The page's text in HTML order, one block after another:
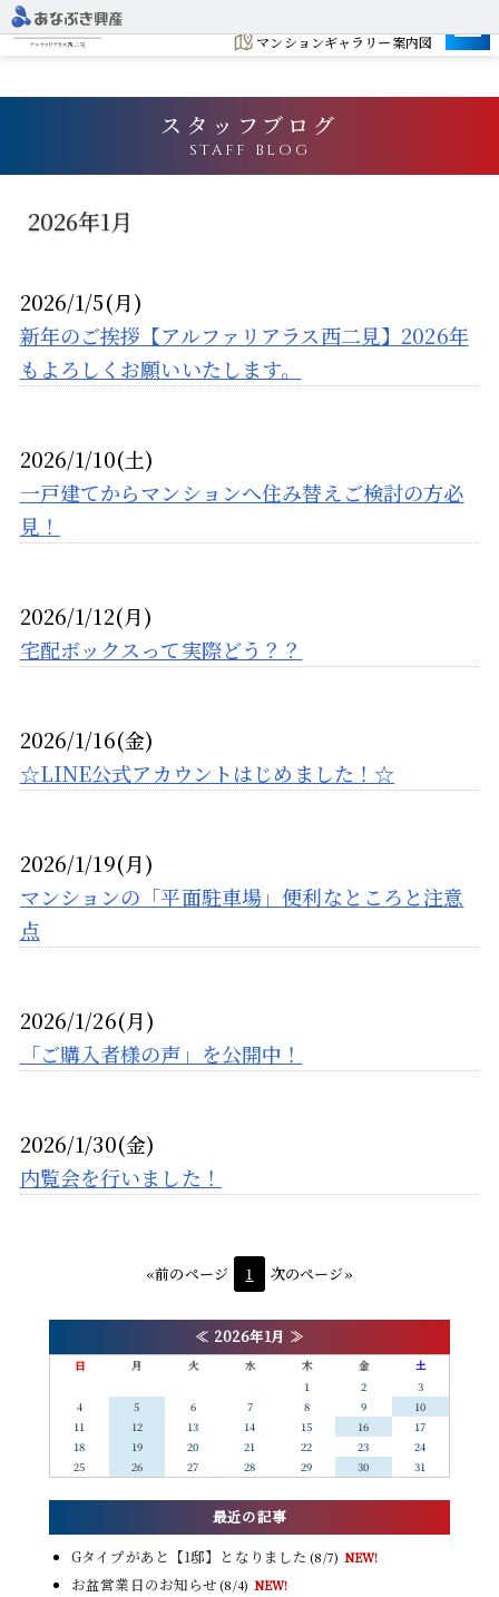
マンションギャラリー案内図
スタッフブログ
STAFF BLOG
2026年1月
2026/1/5(月)
新年のご挨拶【アルファリアラス西二見】2026年
もよろしくお願いいたします。
2026/1/10(土)
一戸建てからマンションへ住み替えご検討の方必
見！
2026/1/12(月)
宅配ボックスって実際どう？？
2026/1/16(金)
☆LINE公式アカウントはじめました！☆
2026/1/19(月)
マンションの「平面駐車場」便利なところと注意
点
2026/1/26(月)
「ご購入者様の声」を公開中！
2026/1/30(金)
内覧会を行いました！
«前のページ 1 次のページ»
≪ 2026年1月 ≫
日 月 火 水 木 金
土
1
2
3
4
5 6 7 8 9
10
11
12 13 14 15 16
17
18
19 20 21 22 23
24
25
26 27 28 29 30 31
最近の記事
Gタイプがあと【1邸】となりました (8/7) NEW!
お盆営業日のお知らせ (8/4) NEW!